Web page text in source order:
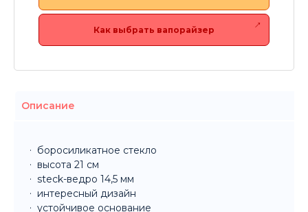
Как выбрать вапорайзер
Описание
боросиликатное стекло
высота 21 см
steck-ведро 14,5 мм
интересный дизайн
устойчивое основание